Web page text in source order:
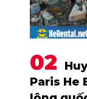
Paris He